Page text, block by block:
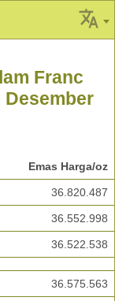
Franc
Desember
Emas Harga/oz
36.820.487
36.552.998
36.522.538
36.575.563